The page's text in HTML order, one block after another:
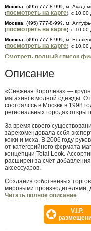
Москва , (495) 777-8-999, м.
(посмотреть на карте), с 10.00
Москва , (495) 777-8-999, м.
(посмотреть на карте), с 10.00
Москва , (495) 777-8-999, м.
(посмотреть на карте), с 10.00
Смотреть полный список
Описание
«Снежная Королева» —
магазинов модной одежды.
состоялось в Москве в 1998
региональных городах
За время своего
зарекомендовала себя
кожи и меха. В 2006 году
от категорийного формата
концепции Total Look.
расширен за счёт
аксессуаров.
Создание собственных
мировыми производителями,
торговли в соответствии с
«Снежной Королевы».
можно подобрать одежду и
гармоничных образов на
Читать полное описание
V.I.P.